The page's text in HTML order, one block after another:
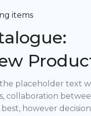
items
placeholder text
collaboration
however